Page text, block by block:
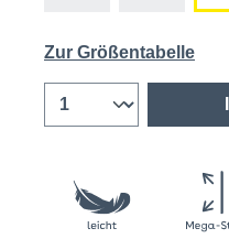
Zur Größentabelle